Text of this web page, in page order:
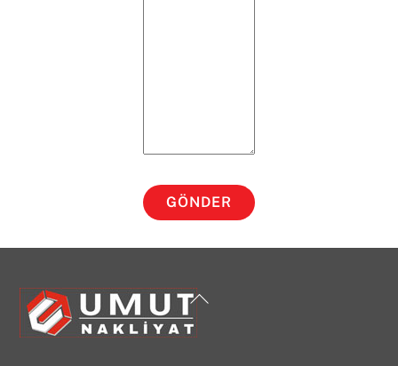
GÖNDER
Back